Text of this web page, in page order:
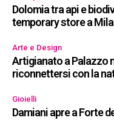
Dolomia tra api e
temporary store a
Arte e Design
Artigianato a Palazzo
riconnettersi con la
Gioielli
Damiani apre a Forte